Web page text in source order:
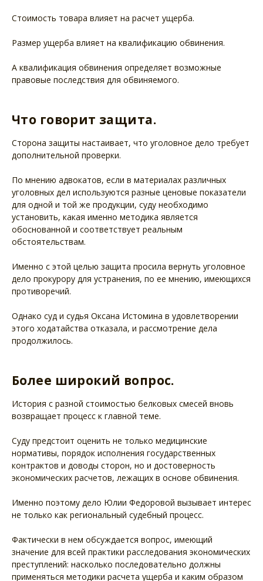
Стоимость товара влияет на расчет ущерба.
Размер ущерба влияет на квалификацию обвинения.
А квалификация обвинения определяет возможные
правовые последствия для обвиняемого.
Что говорит защита.
Сторона защиты настаивает, что уголовное дело требует
дополнительной проверки.
По мнению адвокатов, если в материалах различных
уголовных дел используются разные ценовые показатели
для одной и той же продукции, суду необходимо
установить, какая именно методика является
обоснованной и соответствует реальным
обстоятельствам.
Именно с этой целью защита просила вернуть уголовное
дело прокурору для устранения, по ее мнению, имеющихся
противоречий.
Однако суд и судья Оксана Истомина в удовлетворении
этого ходатайства отказала, и рассмотрение дела
продолжилось.
Более широкий вопрос.
История с разной стоимостью белковых смесей вновь
возвращает процесс к главной теме.
Суду предстоит оценить не только медицинские
нормативы, порядок исполнения государственных
контрактов и доводы сторон, но и достоверность
экономических расчетов, лежащих в основе обвинения.
Именно поэтому дело Юлии Федоровой вызывает интерес
не только как региональный судебный процесс.
Фактически в нем обсуждается вопрос, имеющий
значение для всей практики расследования экономических
преступлений: насколько последовательно должны
применяться методики расчета ущерба и каким образом